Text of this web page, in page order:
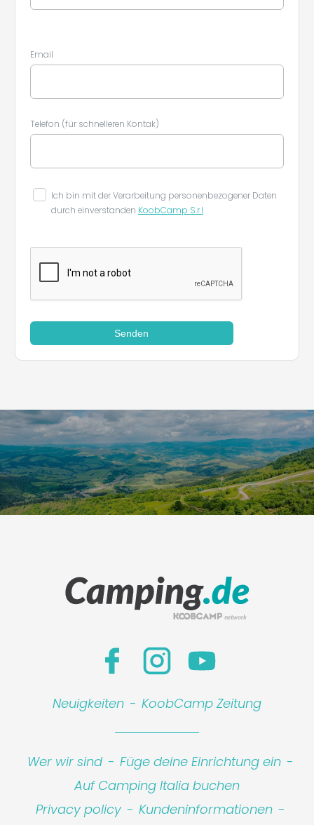
Email
Telefon (für schnelleren Kontak)
Ich bin mit der Verarbeitung personenbezogener Daten
durch einverstanden KoobCamp S.r.l
Senden
Leaflet |©Koobcamp S.r.l.
Neuigkeiten - KoobCamp Zeitung
Wer wir sind - Füge deine Einrichtung ein -
Auf Camping Italia buchen
Privacy policy - Kundeninformationen -